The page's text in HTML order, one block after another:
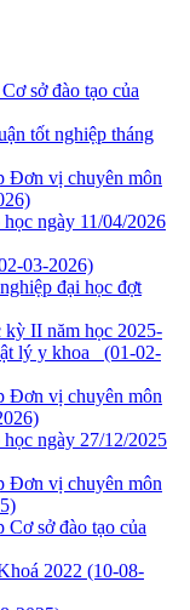
sở đào tạo của
tốt nghiệp tháng
Đơn vị chuyên môn
ngày 11/04/2026
03-2026)
đại học đợt
kỳ II năm học 2025-
lý y khoa (01-02-
Đơn vị chuyên môn
ngày 27/12/2025
Đơn vị chuyên môn
sở đào tạo của
2022 (10-08-